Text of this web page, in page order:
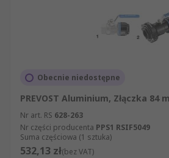
Obecnie niedostępne
PREVOST Aluminium, Złączka 84
Nr art. RS 628-263
Nr części producenta PPS1 RSIF5049
Suma częściowa (1 sztuka)
532,13 zł(bez VAT)